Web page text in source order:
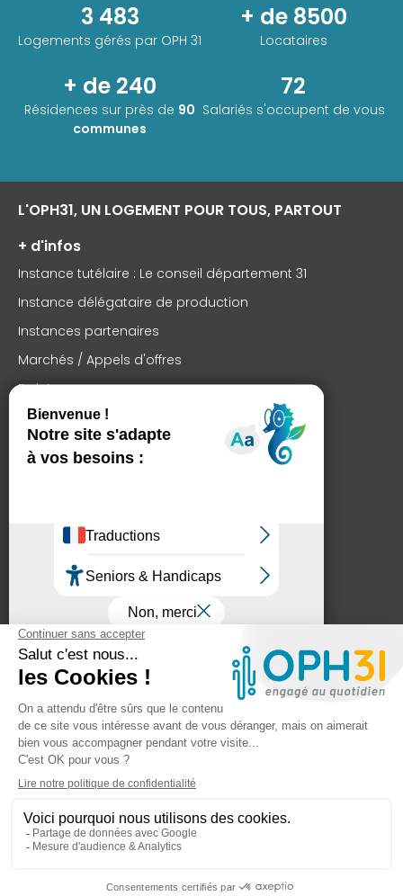
3 483
Logements gérés par OPH 31
+ de 8500
Locataires
+ de 240
Résidences sur près de 90
communes
72
Salariés s'occupent de vous
L'OPH31, UN LOGEMENT POUR TOUS, PARTOUT
+ d'infos
Instance tutélaire : Le conseil département 31
Instance délégataire de production
Instances partenaires
Marchés / Appels d'offres
En interne
Nos services
Je recherche un logement
Plan du site
Politique de confidentialité
Accessibilité : partiellement conforme
Nous contacter
OPH31
75 rue Saint-Jean
BP 63102
TEL : 05 62 73 56 00
FAX : 05 61 99 32 99